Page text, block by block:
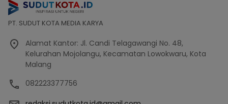
PT. SUDUT KOTA MEDIA KARYA
Alamat Kantor: Jl. Candi Telagawangi No. 48,
Kelurahan Mojolangu, Kecamatan Lowokwaru, Kota
Malang
082223377756